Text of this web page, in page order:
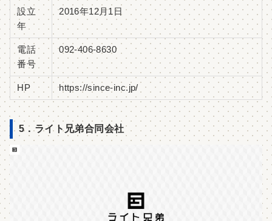
設立
年
2016年12⽉1⽇
電話
番号
092-406-8630
HP https://since-inc.jp/
5．ライト兄弟合同会社